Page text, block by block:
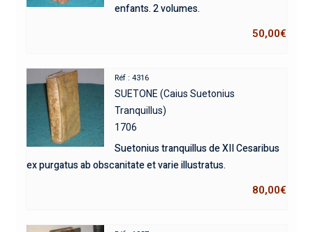
enfants. 2 volumes.
50,00€
Réf : 4316
SUETONE (Caius Suetonius
Tranquillus)
1706
Suetonius tranquillus de XII Cesaribus
ex purgatus ab obscanitate et varie illustratus.
80,00€